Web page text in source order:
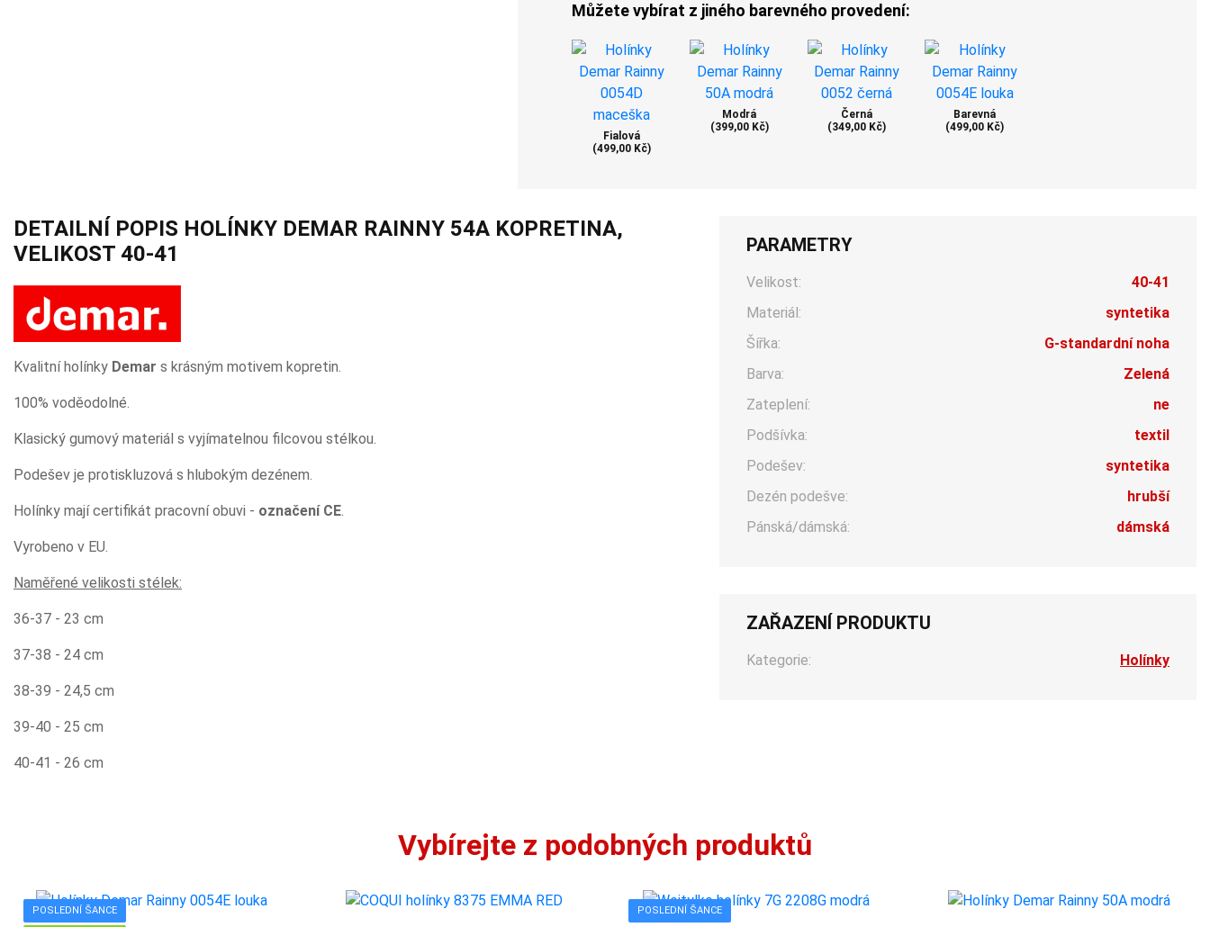
Můžete vybírat z jiného barevného provedení:
Fialová
(499,00 Kč)
Modrá
(399,00 Kč)
Černá
(349,00 Kč)
Barevná
(499,00 Kč)
DETAILNÍ POPIS HOLÍNKY DEMAR RAINNY 54A KOPRETINA,
VELIKOST 40-41
Kvalitní holínky Demar s krásným motivem kopretin.
100% voděodolné.
Klasický gumový materiál s vyjímatelnou filcovou stélkou.
Podešev je protiskluzová s hlubokým dezénem.
Holínky mají certifikát pracovní obuvi - označení CE.
Vyrobeno v EU.
Naměřené velikosti stélek:
36-37 - 23 cm
37-38 - 24 cm
38-39 - 24,5 cm
39-40 - 25 cm
40-41 - 26 cm
PARAMETRY
Velikost:
40-41
Materiál:
syntetika
Šířka:
G-standardní noha
Barva:
Zelená
Zateplení:
ne
Podšívka:
textil
Podešev:
syntetika
Dezén podešve:
hrubší
Pánská/dámská:
dámská
ZAŘAZENÍ PRODUKTU
Kategorie: Holínky
Vybírejte z podobných produktů
POSLEDNÍ ŠANCE POSLEDNÍ ŠANCE